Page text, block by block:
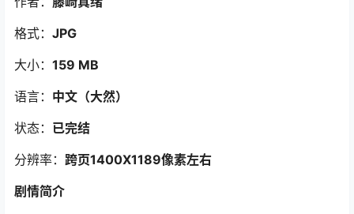
格式： JPG
大小： 159 MB
语言： 中文（大然）
状态： 已完结
分辨率： 跨页1400X1189像素左右
剧情简介